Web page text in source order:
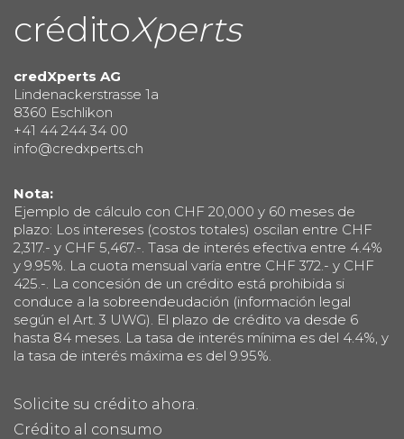
créditoXperts
credXperts AG
Lindenackerstrasse 1a
8360 Eschlikon
+41 44 244 34 00
info@credxperts.ch
Nota:
Ejemplo de cálculo con CHF 20,000 y 60 meses de
plazo: Los intereses (costos totales) oscilan entre CHF
2,317.- y CHF 5,467.-. Tasa de interés efectiva entre 4.4%
y 9.95%. La cuota mensual varía entre CHF 372.- y CHF
425.-. La concesión de un crédito está prohibida si
conduce a la sobreendeudación (información legal
según el Art. 3 UWG). El plazo de crédito va desde 6
hasta 84 meses. La tasa de interés mínima es del 4.4%, y
la tasa de interés máxima es del 9.95%.
Solicite su crédito ahora.
Crédito al consumo